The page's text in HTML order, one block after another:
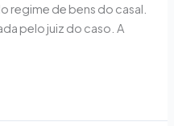
de bens do casal.
pelo juiz do caso. A